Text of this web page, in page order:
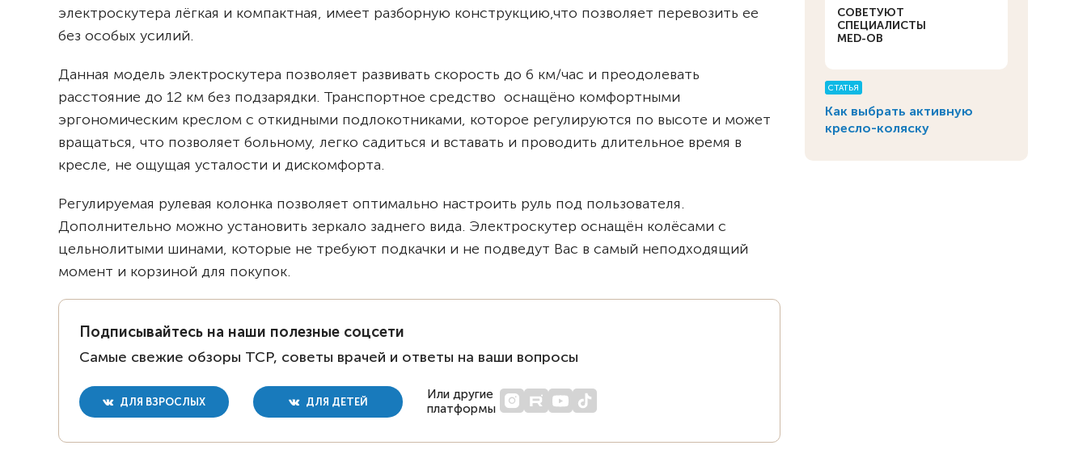
СОВЕТУЮТ
СПЕЦИАЛИСТЫ
MED-OB
СТАТЬЯ
Как выбрать активную
кресло-коляску
электроскутера лёгкая и компактная, имеет разборную конструкцию,что позволяет перевозить ее
без особых усилий.
Данная модель электроскутера позволяет развивать скорость до 6 км/час и преодолевать
расстояние до 12 км без подзарядки. Транспортное средство оснащёно комфортными
эргономическим креслом с откидными подлокотниками, которое регулируются по высоте и может
вращаться, что позволяет больному, легко садиться и вставать и проводить длительное время в
кресле, не ощущая усталости и дискомфорта.
Регулируемая рулевая колонка позволяет оптимально настроить руль под пользователя.
Дополнительно можно установить зеркало заднего вида. Электроскутер оснащён колёсами с
цельнолитыми шинами, которые не требуют подкачки и не подведут Вас в самый неподходящий
момент и корзиной для покупок.
Подписывайтесь на наши полезные соцсети
Самые свежие обзоры ТСР, советы врачей и ответы на ваши вопросы
ДЛЯ ВЗРОСЛЫХ ДЛЯ ДЕТЕЙ
Или другие
платформы